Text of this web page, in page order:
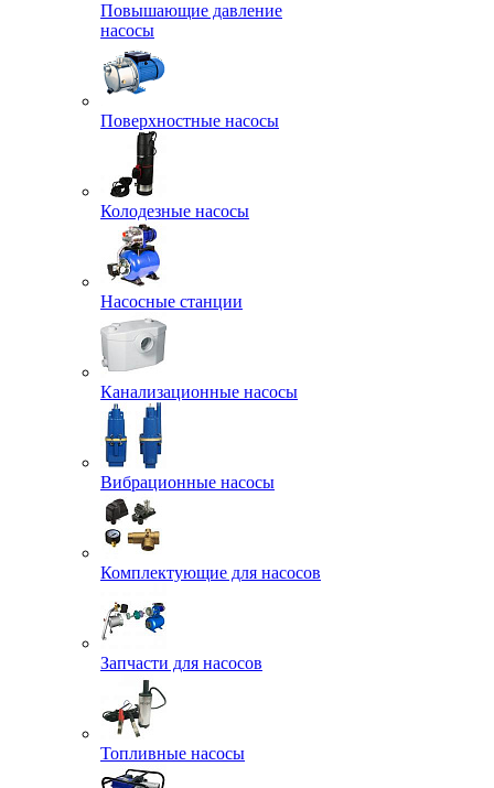
Повышающие давление
насосы
Поверхностные насосы
Колодезные насосы
Насосные станции
Канализационные насосы
Вибрационные насосы
Комплектующие для насосов
Запчасти для насосов
Топливные насосы